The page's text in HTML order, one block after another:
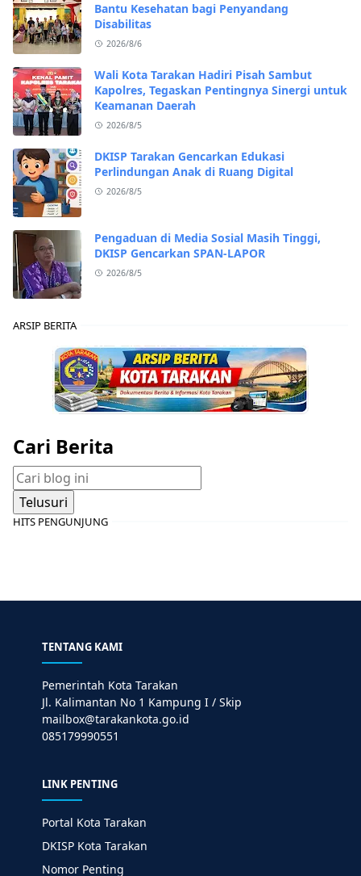
Bantu Kesehatan bagi Penyandang
Disabilitas
2026/8/6
Wali Kota Tarakan Hadiri Pisah Sambut
Kapolres, Tegaskan Pentingnya Sinergi untuk
Keamanan Daerah
2026/8/5
DKISP Tarakan Gencarkan Edukasi
Perlindungan Anak di Ruang Digital
2026/8/5
Pengaduan di Media Sosial Masih Tinggi,
DKISP Gencarkan SPAN-LAPOR
2026/8/5
ARSIP BERITA
Cari Berita
HITS PENGUNJUNG
TENTANG KAMI
Pemerintah Kota Tarakan
Jl. Kalimantan No 1 Kampung I / Skip
mailbox@tarakankota.go.id
085179990551
LINK PENTING
Portal Kota Tarakan
DKISP Kota Tarakan
Nomor Penting